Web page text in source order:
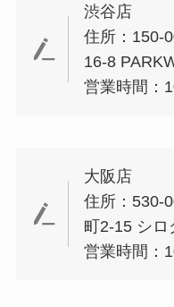
渋谷店
住所：150-
16-8
営業時間：
大阪店
住所：530-
町2-15 シロ
営業時間：